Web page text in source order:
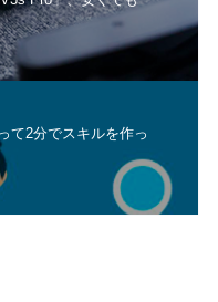
て2分でスキルを作っ